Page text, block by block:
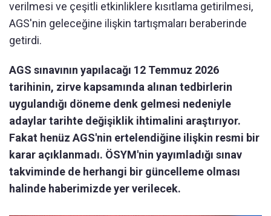
verilmesi ve çeşitli etkinliklere kısıtlama getirilmesi,
AGS'nin geleceğine ilişkin tartışmaları beraberinde
getirdi.
AGS sınavının yapılacağı 12 Temmuz 2026
tarihinin, zirve kapsamında alınan tedbirlerin
uygulandığı döneme denk gelmesi nedeniyle
adaylar tarihte değişiklik ihtimalini araştırıyor.
Fakat henüz AGS'nin ertelendiğine ilişkin resmi bir
karar açıklanmadı. ÖSYM'nin yayımladığı sınav
takviminde de herhangi bir güncelleme olması
halinde haberimizde yer verilecek.